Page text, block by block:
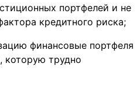
портфелей и не
кредитного риска;
финансовые портфеля
которую трудно